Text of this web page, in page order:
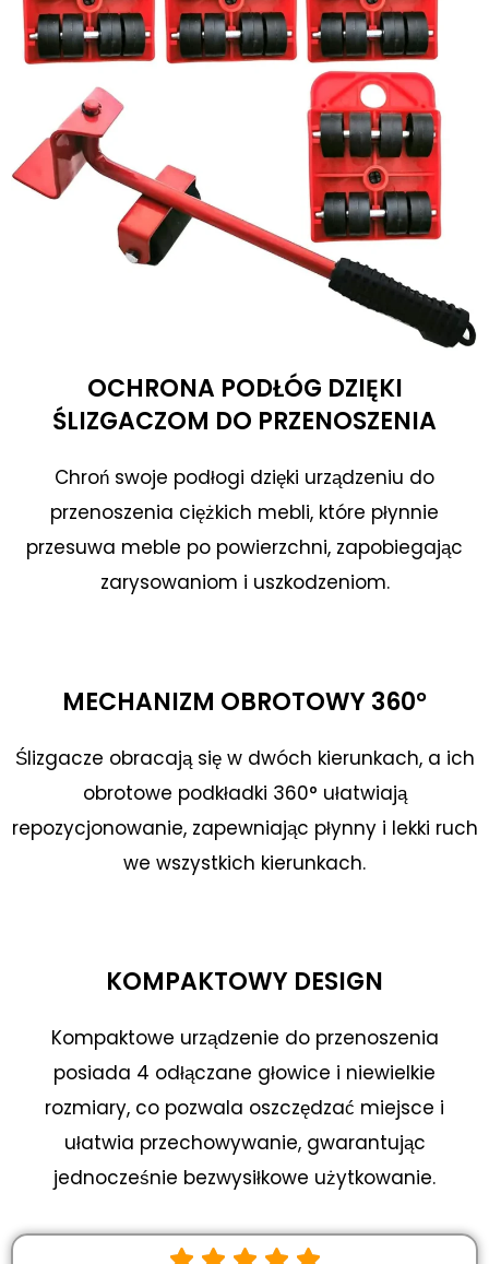
OCHRONA PODŁÓG DZIĘKI
ŚLIZGACZOM DO PRZENOSZENIA
Chroń swoje podłogi dzięki urządzeniu do
przenoszenia ciężkich mebli, które płynnie
przesuwa meble po powierzchni, zapobiegając
zarysowaniom i uszkodzeniom.
MECHANIZM OBROTOWY 360°
Ślizgacze obracają się w dwóch kierunkach, a ich
obrotowe podkładki 360° ułatwiają
repozycjonowanie, zapewniając płynny i lekki ruch
we wszystkich kierunkach.
KOMPAKTOWY DESIGN
Kompaktowe urządzenie do przenoszenia
posiada 4 odłączane głowice i niewielkie
rozmiary, co pozwala oszczędzać miejsce i
ułatwia przechowywanie, gwarantując
jednocześnie bezwysiłkowe użytkowanie.